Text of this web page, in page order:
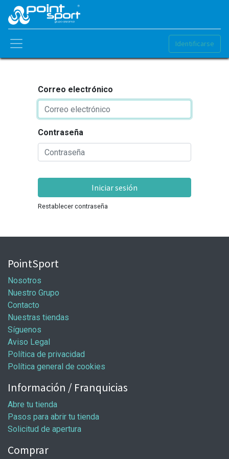
Identificarse
Correo electrónico
Contraseña
Iniciar sesión
Restablecer contraseña
PointSport
Nosotros
Nuestro Grupo
Contacto
Nuestras tiendas
Síguenos
Aviso Legal
Política de privacidad
Política general de cookies
Información / Franquicias
Abre tu tienda
Pasos para abrir tu tienda
Solicitud de apertura
Comprar